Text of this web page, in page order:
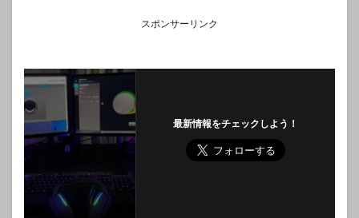
スポンサーリンク
最新情報をチェックしよう！